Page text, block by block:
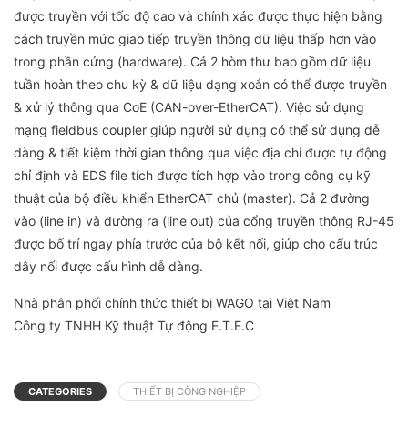
được truyền với tốc độ cao và chính xác được thực hiện bằng
cách truyền mức giao tiếp truyền thông dữ liệu thấp hơn vào
trong phần cứng (hardware). Cả 2 hòm thư bao gồm dữ liệu
tuần hoàn theo chu kỳ & dữ liệu dạng xoắn có thể được truyền
& xử lý thông qua CoE (CAN-over-EtherCAT). Việc sử dụng
mạng fieldbus coupler giúp người sử dụng có thể sử dụng dễ
dàng & tiết kiệm thời gian thông qua việc địa chỉ được tự động
chỉ định và EDS file tích được tích hợp vào trong công cụ kỹ
thuật của bộ điều khiển EtherCAT chủ (master). Cả 2 đường
vào (line in) và đường ra (line out) của cổng truyền thông RJ-45
được bố trí ngay phía trước của bộ kết nối, giúp cho cấu trúc
dây nối được cấu hình dễ dàng.
Nhà phân phối chính thức thiết bị WAGO tại Việt Nam
Công ty TNHH Kỹ thuật Tự động E.T.E.C
CATEGORIES THIẾT BỊ CÔNG NGHIỆP